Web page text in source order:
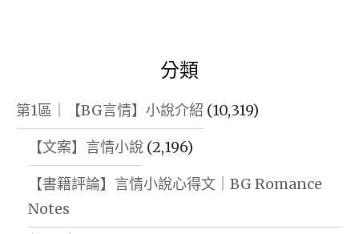
分類
第1區｜【BG言情】小說介紹 (10,319)
【文案】言情小說 (2,196)
【書籍評論】言情小說心得文｜BG Romance
Notes